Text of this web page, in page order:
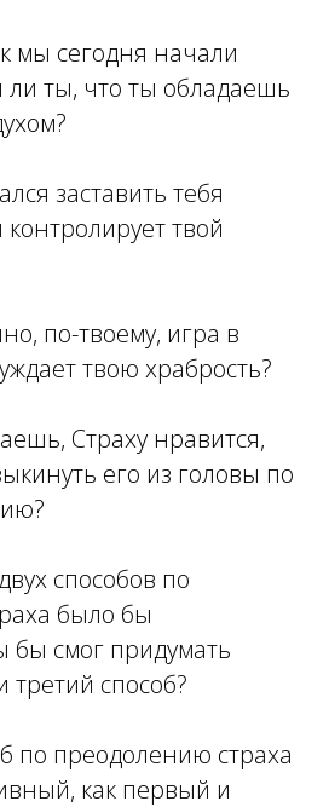
мы сегодня начали
ли ты, что ты обладаешь
заставить тебя
твой
по-твоему, игра в
твою храбрость?
Страху нравится,
его из головы по
способов по
было бы
бы смог придумать
способ?
по преодолению страха
как первый и